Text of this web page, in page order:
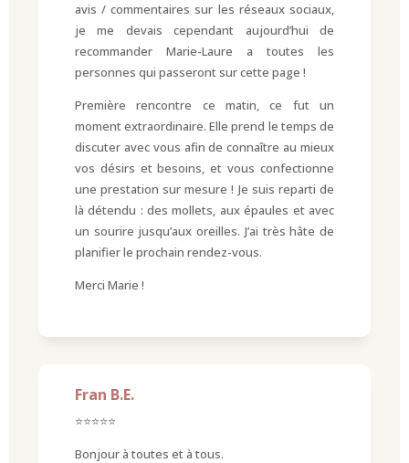
avis / commentaires sur les réseaux sociaux,
je me devais cependant aujourd’hui de
recommander Marie-Laure a toutes les
personnes qui passeront sur cette page !
Première rencontre ce matin, ce fut un
moment extraordinaire. Elle prend le temps de
discuter avec vous afin de connaître au mieux
vos désirs et besoins, et vous confectionne
une prestation sur mesure ! Je suis reparti de
là détendu : des mollets, aux épaules et avec
un sourire jusqu’aux oreilles. J’ai très hâte de
planifier le prochain rendez-vous.
Merci Marie !
Fran B.E.
⭐⭐⭐⭐⭐
Bonjour à toutes et à tous.